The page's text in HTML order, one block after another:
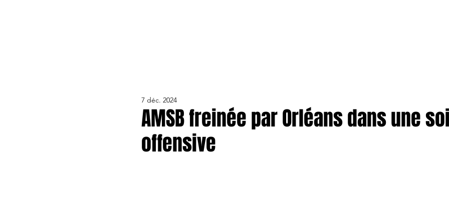
AMSB freinée par Orléans dans une
offensive
7 déc. 2024